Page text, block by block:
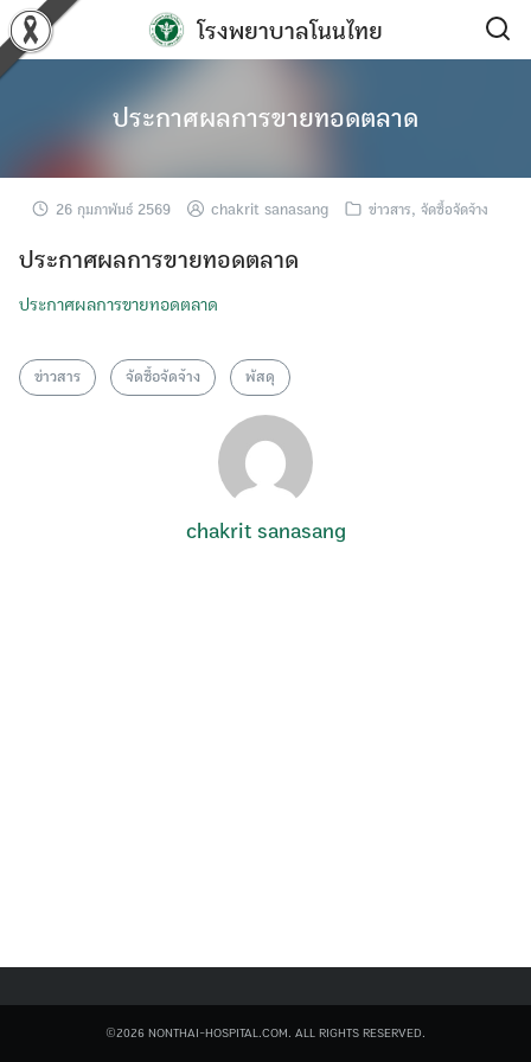
Skip
to
content
โรงพยาบาลโนนไทย
ประกาศผลการขายทอดตลาด
26 กุมภาพันธ์ 2569 chakrit sanasang ข่าวสาร, จัดซื้อจัดจ้าง
ประกาศผลการขายทอดตลาด
ประกาศผลการขายทอดตลาด
ข่าวสาร จัดซื้อจัดจ้าง พัสดุ
chakrit sanasang
©2026 NONTHAI-HOSPITAL.COM. ALL RIGHTS RESERVED.